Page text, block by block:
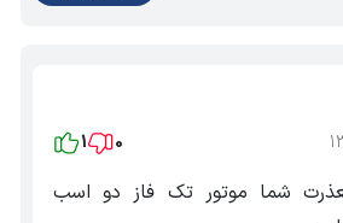
0
1
شما موتور تک فاز دو اسب